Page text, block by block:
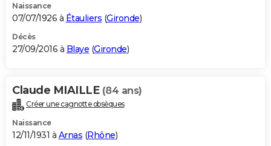
Naissance
07/07/1926 à Étauliers (Gironde)
Décès
27/09/2016 à Blaye (Gironde)
Claude MIAILLE (84 ans)
Créer une cagnotte obsèques
Naissance
12/11/1931 à Arnas (Rhône)